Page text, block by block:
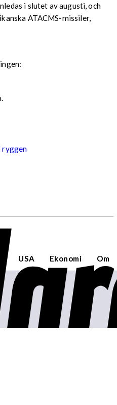
i slutet av augusti, och
ATACMS-missiler,
ryggen
USA Ekonomi Om